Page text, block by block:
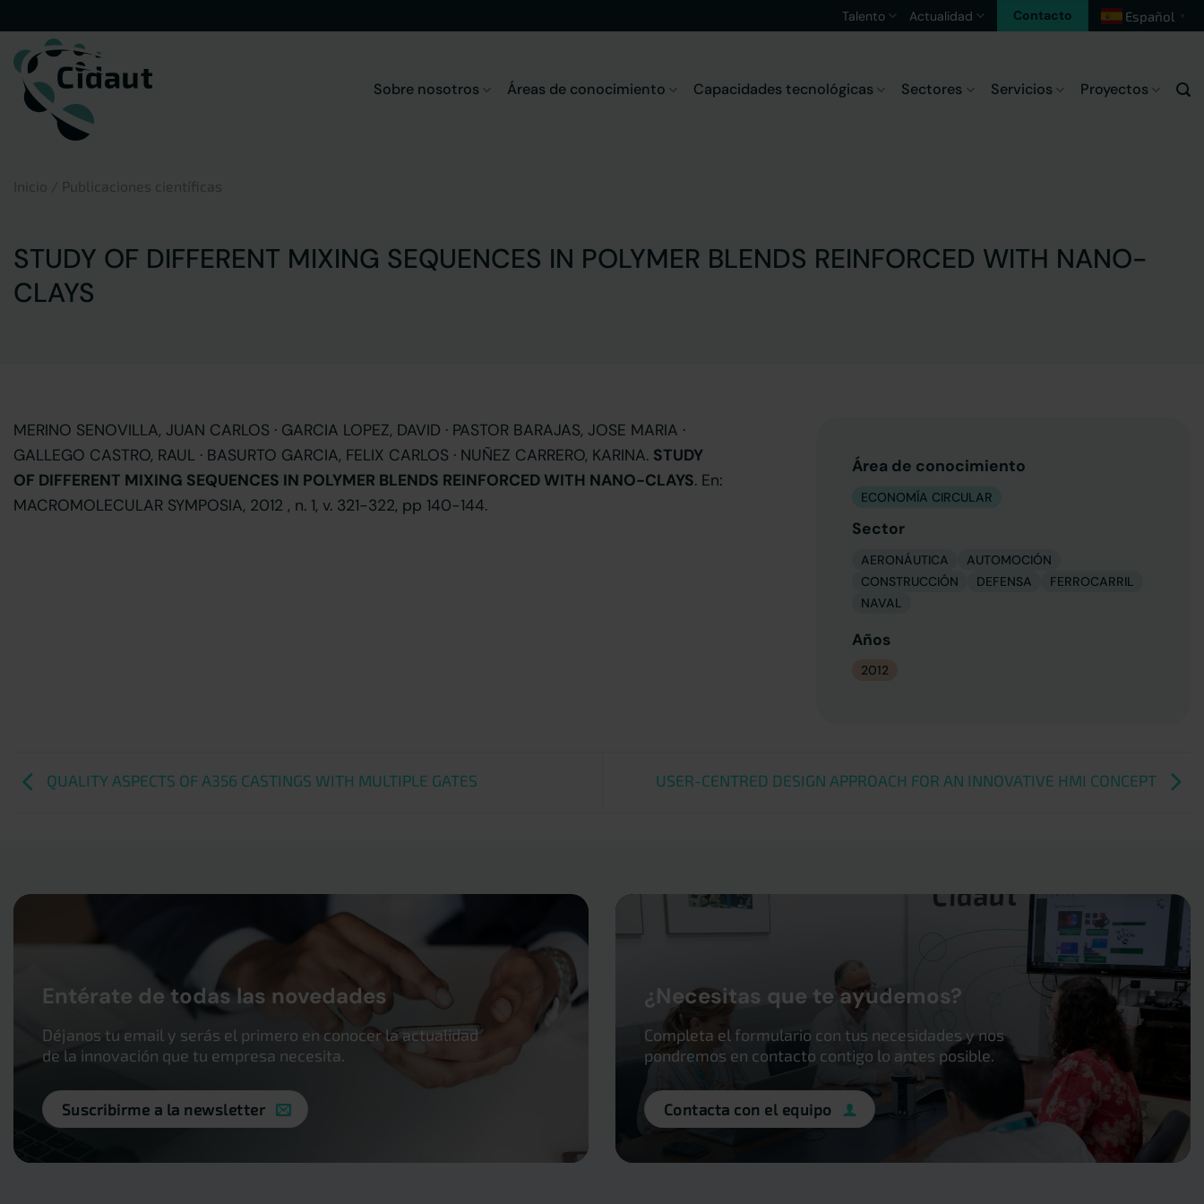
al
contenido
Talento Actualidad Contacto Español ▼
Sobre nosotros Áreas de conocimiento Capacidades tecnológicas Sectores Servicios Proyectos
Inicio Publicaciones científicas
STUDY OF DIFFERENT MIXING SEQUENCES IN POLYMER BLENDS REINFORCED WITH NANO-
CLAYS
MERINO SENOVILLA, JUAN CARLOS · GARCIA LOPEZ, DAVID · PASTOR BARAJAS, JOSE MARIA ·
GALLEGO CASTRO, RAUL · BASURTO GARCIA, FELIX CARLOS · NUÑEZ CARRERO, KARINA. STUDY
OF DIFFERENT MIXING SEQUENCES IN POLYMER BLENDS REINFORCED WITH NANO-CLAYS. En:
MACROMOLECULAR SYMPOSIA, 2012 , n. 1, v. 321-322, pp 140-144.
Área de conocimiento
ECONOMÍA CIRCULAR
Sector
AERONÁUTICA
AUTOMOCIÓN
CONSTRUCCIÓN
DEFENSA
FERROCARRIL
NAVAL
Años
2012
QUALITY ASPECTS OF A356 CASTINGS WITH MULTIPLE GATES USER-CENTRED DESIGN APPROACH FOR AN INNOVATIVE HMI CONCEPT
Entérate de todas las novedades
Déjanos tu email y serás el primero en conocer la actualidad
de la innovación que tu empresa necesita.
Suscribirme a la newsletter
¿Necesitas que te ayudemos?
Completa el formulario con tus necesidades y nos
pondremos en contacto contigo lo antes posible.
Contacta con el equipo